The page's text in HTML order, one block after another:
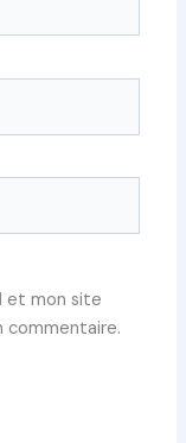
et mon site
commentaire.